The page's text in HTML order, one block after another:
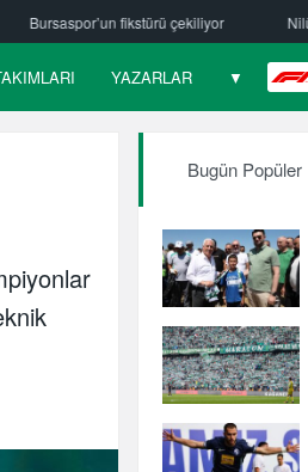
Nilüfer Belediyespor hentbolde ayrılık
YAZARLAR ▼ F1
Bugün Popüler